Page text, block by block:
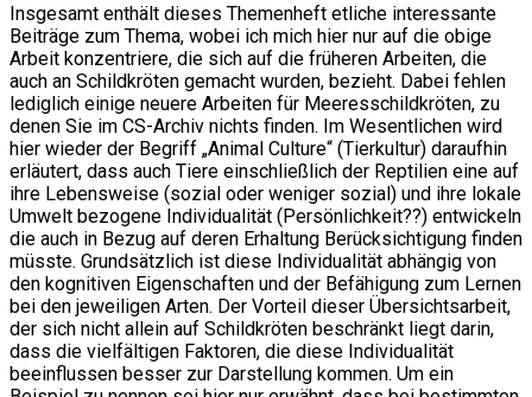
Insgesamt enthält dieses Themenheft etliche interessante
Beiträge zum Thema, wobei ich mich hier nur auf die obige
Arbeit konzentriere, die sich auf die früheren Arbeiten, die
auch an Schildkröten gemacht wurden, bezieht. Dabei fehlen
lediglich einige neuere Arbeiten für Meeresschildkröten, zu
denen Sie im CS-Archiv nichts finden. Im Wesentlichen wird
hier wieder der Begriff „Animal Culture“ (Tierkultur) daraufhin
erläutert, dass auch Tiere einschließlich der Reptilien eine auf
ihre Lebensweise (sozial oder weniger sozial) und ihre lokale
Umwelt bezogene Individualität (Persönlichkeit??) entwickeln
die auch in Bezug auf deren Erhaltung Berücksichtigung finden
müsste. Grundsätzlich ist diese Individualität abhängig von
den kognitiven Eigenschaften und der Befähigung zum Lernen
bei den jeweiligen Arten. Der Vorteil dieser Übersichtsarbeit,
der sich nicht allein auf Schildkröten beschränkt liegt darin,
dass die vielfältigen Faktoren, die diese Individualität
beeinflussen besser zur Darstellung kommen. Um ein